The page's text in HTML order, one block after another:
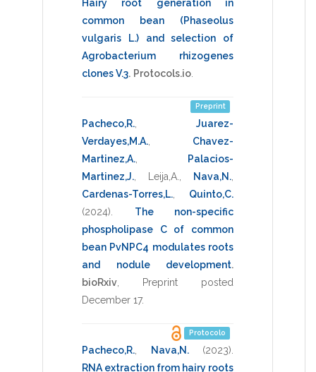
Hairy root generation in
common bean (Phaseolus
vulgaris L.) and selection of
Agrobacterium rhizogenes
clones V.3. Protocols.io
Preprint
Pacheco,R.
Juarez-
Verdayes,M.A.
Chavez-
Martinez,A.
Palacios-
Martinez,J.
Leija,A. Nava,N.
Cardenas-Torres,L.
Quinto,C.
(2024)
The non-specific
phospholipase C of common
bean PvNPC4 modulates roots
and nodule development.
bioRxiv
Preprint posted
December 17.
Protocolo
Pacheco,R. Nava,N. (2023)
RNA extraction from hairy roots